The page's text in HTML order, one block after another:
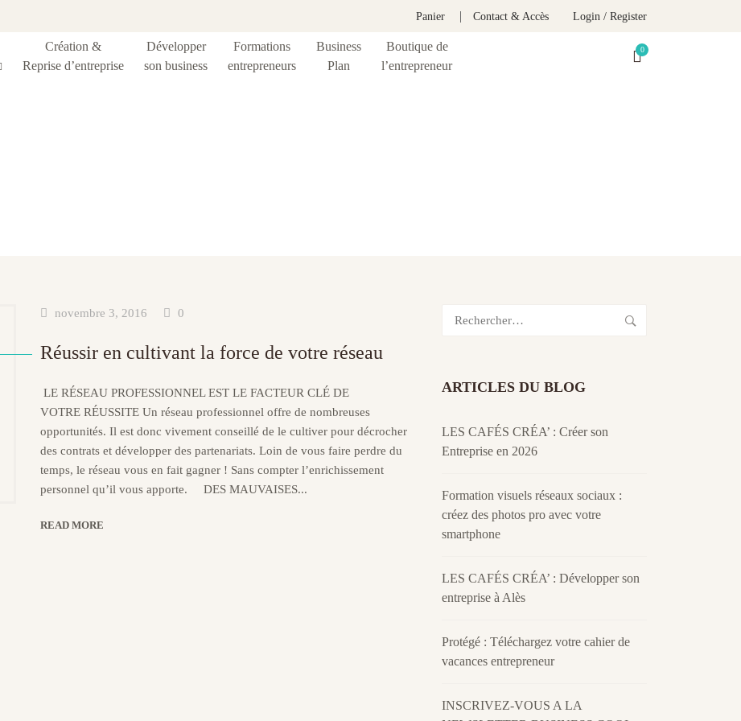
Panier Contact & Accès Login / Register
Création &
Reprise d’entreprise
Développer
son business
Formations
entrepreneurs
Business
Plan
Boutique de
l’entrepreneur
novembre 3, 2016 0
Réussir en cultivant la force de votre réseau
LE RÉSEAU PROFESSIONNEL EST LE FACTEUR CLÉ DE
VOTRE RÉUSSITE Un réseau professionnel offre de nombreuses
opportunités. Il est donc vivement conseillé de le cultiver pour décrocher
des contrats et développer des partenariats. Loin de vous faire perdre du
temps, le réseau vous en fait gagner ! Sans compter l’enrichissement
personnel qu’il vous apporte. DES MAUVAISES...
READ MORE
ARTICLES DU BLOG
LES CAFÉS CRÉA’ : Créer son
Entreprise en 2026
Formation visuels réseaux sociaux :
créez des photos pro avec votre
smartphone
LES CAFÉS CRÉA’ : Développer son
entreprise à Alès
Protégé : Téléchargez votre cahier de
vacances entrepreneur
INSCRIVEZ-VOUS A LA